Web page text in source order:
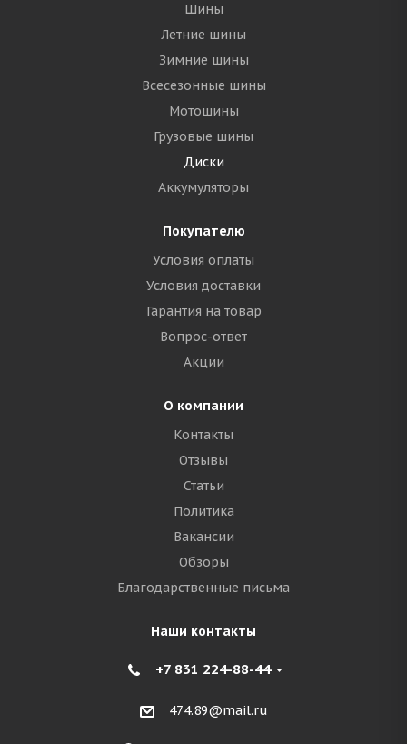
Шины
Летние шины
Зимние шины
Всесезонные шины
Мотошины
Грузовые шины
Диски
Аккумуляторы
Покупателю
Условия оплаты
Условия доставки
Гарантия на товар
Вопрос-ответ
Акции
О компании
Контакты
Отзывы
Статьи
Политика
Вакансии
Обзоры
Благодарственные письма
Наши контакты
+7 831 224-88-44
474.89@mail.ru